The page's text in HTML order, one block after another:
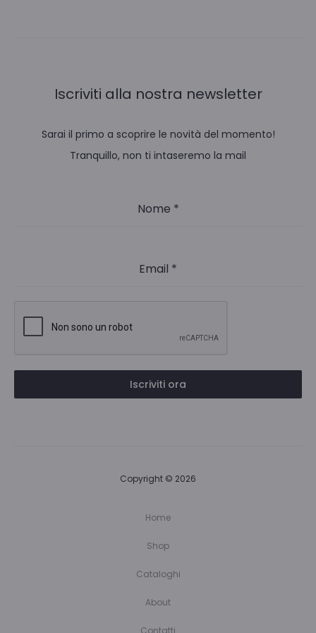
Iscriviti alla nostra newsletter
Sarai il primo a scoprire le novità del momento!
Tranquillo, non ti intaseremo la mail
Nome *
Email *
Iscriviti ora
Copyright © 2026
Home
Shop
Cataloghi
About
Contatti